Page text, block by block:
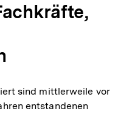
sind mittlerweile vor
entstandenen